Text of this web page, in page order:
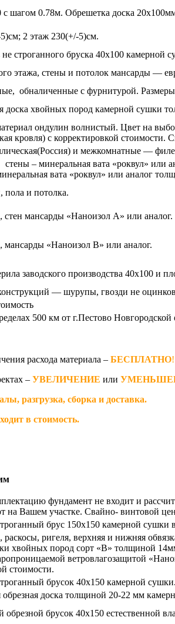
с шагом 0.78м. Обрешетка доска
2 этаж 230(+/-5)см.
строганного бруска 40х100
этажа, стены и потолок мансарды —
обналиченные с фурнитурой. Размеры
хвойных пород камерной сушки
ондулин волнистый. Цвет на
кровля) с корректировкой
и межкомнатные —
– минеральная вата «роквул»
вата «роквул» или аналог
пола и потолка.
стен мансарды «Наноизол А» или аналог.
мансарды «Наноизол В» или аналог.
заводского производства 40х100
— шурупы, гвозди не
500 км от г.Пестово Новгородской
расхода материала – БЕСПЛАТНО!
– УВЕЛИЧЕНИЕ или
разгрузка, сборка и доставка.
в стоимость.
фундамент не входит и
на Вашем участке. Свайно- винтовой
брус 150х150 камерной
раскосы, ригеля, верхняя и нижняя
хвойных пород сорт «В» толщиной
ветровлагозащитой
стоимости.
брусок 40х150 камерной
обрезная доска толщиной 20-22 мм
обрезной брусок 40х150 естественной